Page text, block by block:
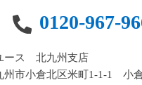
0120-967-
ース 北九州支店
州市小倉北区米町1-1-1 小